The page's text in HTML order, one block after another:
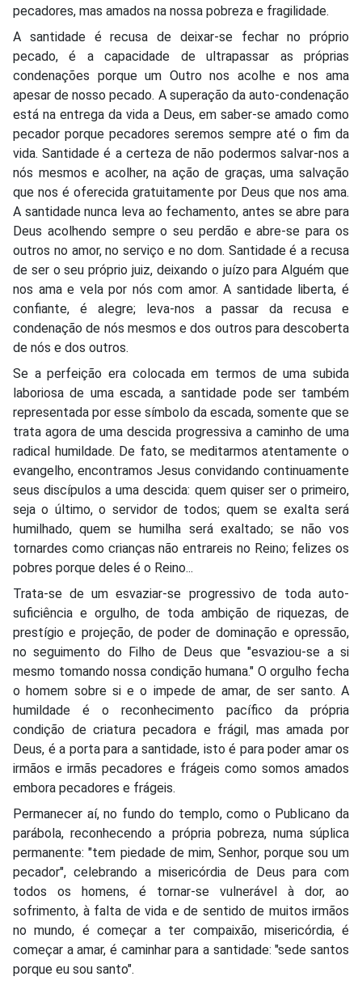
pecadores, mas amados na nossa pobreza e fragilidade.
A santidade é recusa de deixar-se fechar no próprio
pecado, é a capacidade de ultrapassar as próprias
condenações porque um Outro nos acolhe e nos ama
apesar de nosso pecado. A superação da auto-condenação
está na entrega da vida a Deus, em saber-se amado como
pecador porque pecadores seremos sempre até o fim da
vida. Santidade é a certeza de não podermos salvar-nos a
nós mesmos e acolher, na ação de graças, uma salvação
que nos é oferecida gratuitamente por Deus que nos ama.
A santidade nunca leva ao fechamento, antes se abre para
Deus acolhendo sempre o seu perdão e abre-se para os
outros no amor, no serviço e no dom. Santidade é a recusa
de ser o seu próprio juiz, deixando o juízo para Alguém que
nos ama e vela por nós com amor. A santidade liberta, é
confiante, é alegre; leva-nos a passar da recusa e
condenação de nós mesmos e dos outros para descoberta
de nós e dos outros.
Se a perfeição era colocada em termos de uma subida
laboriosa de uma escada, a santidade pode ser também
representada por esse símbolo da escada, somente que se
trata agora de uma descida progressiva a caminho de uma
radical humildade. De fato, se meditarmos atentamente o
evangelho, encontramos Jesus convidando continuamente
seus discípulos a uma descida: quem quiser ser o primeiro,
seja o último, o servidor de todos; quem se exalta será
humilhado, quem se humilha será exaltado; se não vos
tornardes como crianças não entrareis no Reino; felizes os
pobres porque deles é o Reino...
Trata-se de um esvaziar-se progressivo de toda auto-
suficiência e orgulho, de toda ambição de riquezas, de
prestígio e projeção, de poder de dominação e opressão,
no seguimento do Filho de Deus que "esvaziou-se a si
mesmo tomando nossa condição humana." O orgulho fecha
o homem sobre si e o impede de amar, de ser santo. A
humildade é o reconhecimento pacífico da própria
condição de criatura pecadora e frágil, mas amada por
Deus, é a porta para a santidade, isto é para poder amar os
irmãos e irmãs pecadores e frágeis como somos amados
embora pecadores e frágeis.
Permanecer aí, no fundo do templo, como o Publicano da
parábola, reconhecendo a própria pobreza, numa súplica
permanente: "tem piedade de mim, Senhor, porque sou um
pecador", celebrando a misericórdia de Deus para com
todos os homens, é tornar-se vulnerável à dor, ao
sofrimento, à falta de vida e de sentido de muitos irmãos
no mundo, é começar a ter compaixão, misericórdia, é
começar a amar, é caminhar para a santidade: "sede santos
porque eu sou santo".